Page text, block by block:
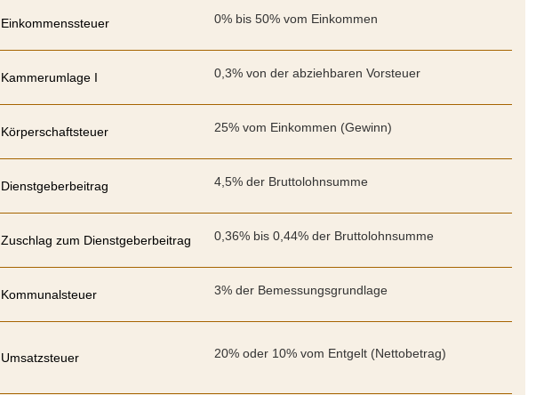
Einkommenssteuer 0% bis 50% vom Einkommen
Kammerumlage I 0,3% von der abziehbaren Vorsteuer
Körperschaftsteuer 25% vom Einkommen (Gewinn)
Dienstgeberbeitrag 4,5% der Bruttolohnsumme
Zuschlag zum Dienstgeberbeitrag 0,36% bis 0,44% der Bruttolohnsumme
Kommunalsteuer 3% der Bemessungsgrundlage
Umsatzsteuer 20% oder 10% vom Entgelt (Nettobetrag)